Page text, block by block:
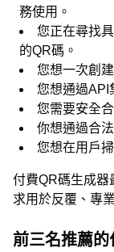
務使用。
您正在尋找
的QR碼。
您想一次創
您想通過API
您需要安全
你想通過合
您想在用戶
付費QR碼生成器
求用於反覆、專
前三名推薦